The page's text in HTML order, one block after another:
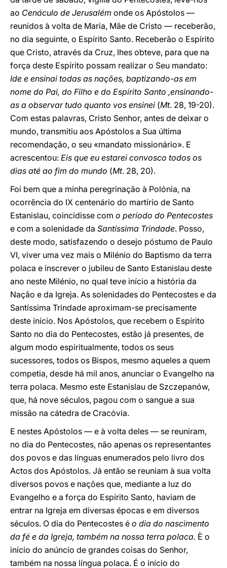
ao Cenáculo de Jerusalém onde os Apóstolos —
reunidos à volta de Maria, Mãe de Cristo — receberão,
no dia seguinte, o Espírito Santo. Receberão o Espírito
que Cristo, através da Cruz, lhes obteve, para que na
força deste Espírito possam realizar o Seu mandato:
Ide e ensinai todas as nações, baptizando-as em
nome do Pai, do Filho e do Espírito Santo ,ensinando-
as a observar tudo quanto vos ensinei (Mt. 28, 19-20).
Com estas palavras, Cristo Senhor, antes de deixar o
mundo, transmitiu aos Apóstolos a Sua última
recomendação, o seu «mandato missionário». E
acrescentou: Eis que eu estarei convosco todos os
dias até ao fim do mundo (Mt. 28, 20).
Foi bem que a minha peregrinação à Polónia, na
ocorrência do IX centenário do martírio de Santo
Estanislau, coincidisse com o período do Pentecostes
e com a solenidade da Santíssima Trindade. Posso,
deste modo, satisfazendo o desejo póstumo de Paulo
VI, viver uma vez mais o Milénio do Baptismo da terra
polaca e inscrever o jubileu de Santo Estanislau deste
ano neste Milénio, no qual teve início a história da
Nação e da Igreja. As solenidades do Pentecostes e da
Santíssima Trindade aproximam-se precisamente
deste início. Nos Apóstolos, que recebem o Espírito
Santo no dia do Pentecostes, estão já presentes, de
algum modo espiritualmente, todos os seus
sucessores, todos os Bispos, mesmo aqueles a quem
competia, desde há mil anos, anunciar o Evangelho na
terra polaca. Mesmo este Estanislau de Szczepanów,
que, há nove séculos, pagou com o sangue a sua
missão na cátedra de Cracóvia.
E nestes Apóstolos — e à volta deles — se reuniram,
no dia do Pentecostes, não apenas os representantes
dos povos e das línguas enumerados pelo livro dos
Actos dos Apóstolos. Já então se reuniam à sua volta
diversos povos e nações que, mediante a luz do
Evangelho e a força do Espírito Santo, haviam de
entrar na Igreja em diversas épocas e em diversos
séculos. O dia do Pentecostes é o dia do nascimento
da fé e da Igreja, também na nossa terra polaca. È o
início do anúncio de grandes coisas do Senhor,
também na nossa língua polaca. É o início do